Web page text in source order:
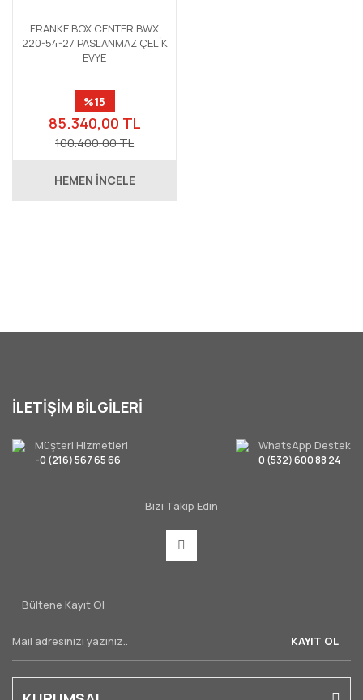
FRANKE BOX CENTER BWX
220-54-27 PASLANMAZ ÇELİK
EVYE
%15
85.340,00 TL
100.400,00 TL
HEMEN İNCELE
İLETİŞİM BİLGİLERİ
Müşteri Hizmetleri
-0 (216) 567 65 66
WhatsApp Destek
0 (532) 600 88 24
Bizi Takip Edin
Bültene Kayıt Ol
KAYIT OL